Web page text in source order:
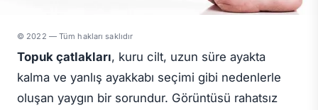
© 2022 — Tüm hakları saklıdır
Topuk çatlakları, kuru cilt, uzun süre ayakta
kalma ve yanlış ayakkabı seçimi gibi nedenlerle
oluşan yaygın bir sorundur. Görüntüsü rahatsız